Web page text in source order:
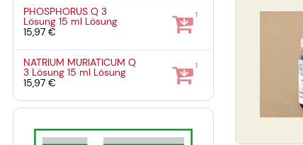
PHOSPHORUS Q 3
Lösung15 ml Lösung
15,97 €
1
NATRIUM MURIATICUM Q
3 Lösung15 ml Lösung
15,97 €
1